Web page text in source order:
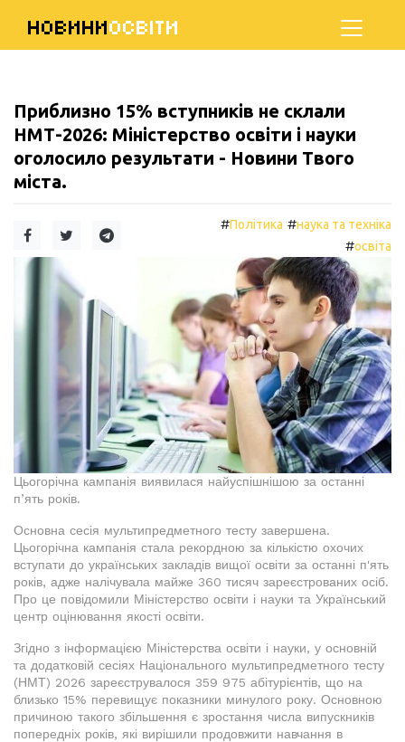
НОВИНИОСВІТИ
Приблизно 15% вступників не склали
НМТ-2026: Міністерство освіти і науки
оголосило результати - Новини Твого
міста.
#Політика #наука та техніка
#освіта
Цьогорічна кампанія виявилася найуспішнішою за останні
п’ять років.
Основна сесія мультипредметного тесту завершена.
Цьогорічна кампанія стала рекордною за кількістю охочих
вступати до українських закладів вищої освіти за останні п'ять
років, адже налічувала майже 360 тисяч зареєстрованих осіб.
Про це повідомили Міністерство освіти і науки та Український
центр оцінювання якості освіти.
Згідно з інформацією Міністерства освіти і науки, у основній
та додатковій сесіях Національного мультипредметного тесту
(НМТ) 2026 зареєструвалося 359 975 абітурієнтів, що на
близько 15% перевищує показники минулого року. Основною
причиною такого збільшення є зростання числа випускників
попередніх років, які вирішили продовжити навчання в